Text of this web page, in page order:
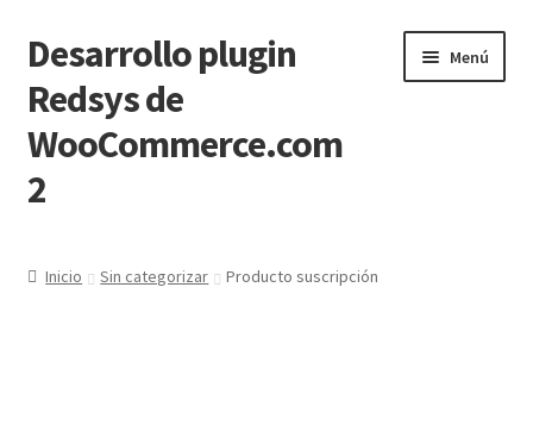
Ir
a
la
navegación
Ir
al
contenido
Desarrollo plugin
Redsys de
WooCommerce.com
2
Menú
Inicio Sin categorizar Producto suscripción